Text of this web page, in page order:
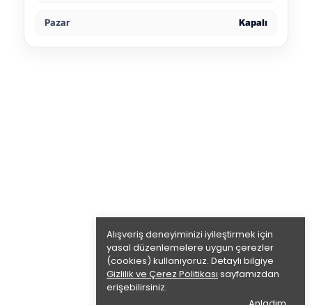
Alışveriş deneyiminizi iyileştirmek için
yasal düzenlemelere uygun çerezler
(cookies) kullanıyoruz. Detaylı bilgiye
Gizlilik ve Çerez Politikası sayfamızdan
erişebilirsiniz.
Pazar Kapalı